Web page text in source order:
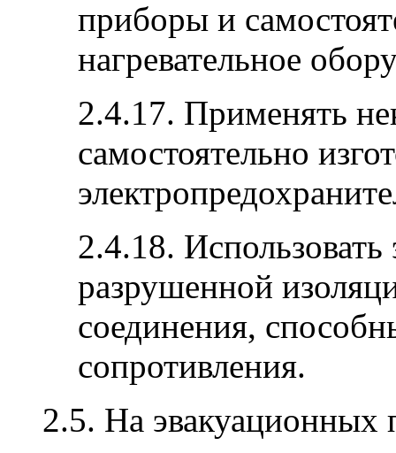
приборы и
нагревательное
2.4.17. Применять
самостоятельно
2.4.18. Использовать
разрушенной
соединения,
сопротивления.
2.5. На эвакуационных